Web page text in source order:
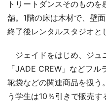
トリートダンスそのもの
舗。1階の床は木材で、壁
終了後レンタルスタジオと
ジェイドをはじめ、ジュ
「JADE CREW」などフ
靴袋などの関連商品を扱う
う学生は10％引きで販売す